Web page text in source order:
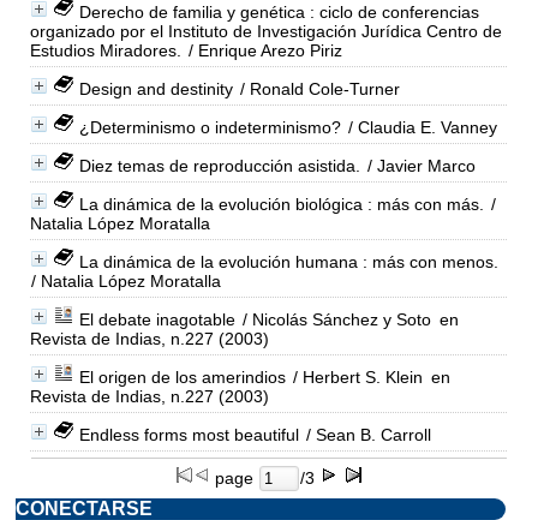
Derecho de familia y genética : ciclo de conferencias
organizado por el Instituto de Investigación Jurídica Centro de
Estudios Miradores.
/ Enrique Arezo Piriz
Design and destinity / Ronald Cole-Turner
¿Determinismo o indeterminismo? / Claudia E. Vanney
Diez temas de reproducción asistida.
/ Javier Marco
La dinámica de la evolución biológica : más con más.
/
Natalia López Moratalla
La dinámica de la evolución humana : más con menos.
/ Natalia López Moratalla
El debate inagotable / Nicolás Sánchez y Soto en
Revista de Indias, n.227 (2003)
El origen de los amerindios / Herbert S. Klein en
Revista de Indias, n.227 (2003)
Endless forms most beautiful / Sean B. Carroll
page /3
CONECTARSE